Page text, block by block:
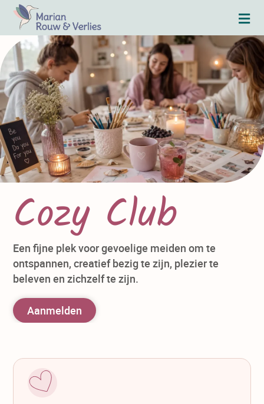
Cozy Club
Een fijne plek voor gevoelige meiden om te
ontspannen, creatief bezig te zijn, plezier te
beleven en zichzelf te zijn.
Aanmelden